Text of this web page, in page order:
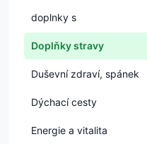
doplnky s
Doplňky stravy
Duševní zdraví, spánek
Dýchací cesty
Energie a vitalita